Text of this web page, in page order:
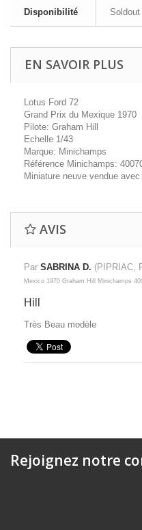
Disponibilité Soldout
EN SAVOIR PLUS
Lotus Ford 72
Grand Prix du Mexique 1970
Pilote: Graham Hill
Echelle 1/43
Marque: Minichamps
Référence Minichamps:
Miniature neuve vendue
AVIS
Par SABRINA D. (PIPRIAC,
Mexico 1970 Graham Hill Minichamps
Hill
Très Beau modèle
Rejoignez notre